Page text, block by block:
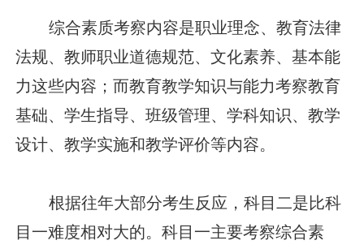
综合素质考察内容是职业理念、教育法律
法规、教师职业道德规范、文化素养、基本能
力这些内容；而教育教学知识与能力考察教育
基础、学生指导、班级管理、学科知识、教学
设计、教学实施和教学评价等内容。
根据往年大部分考生反应，科目二是比科
目一难度相对大的。科目一主要考察综合素